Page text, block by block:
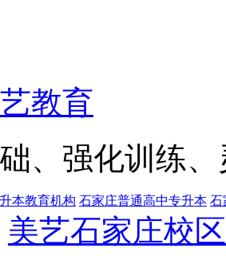
教育
、强化训练
本教育机构 石家庄普通高中专升本 石
美艺石家庄校区